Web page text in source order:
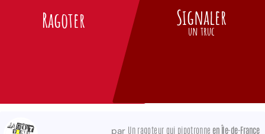
Ragoter Signaler
un truc
par Un ragoteur qui pipotronne en Île-de-France